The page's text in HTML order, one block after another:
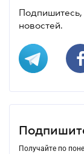
Подпишитесь,
новостей.
Получайте по